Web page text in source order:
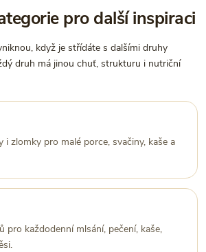
pro další inspiraci
když je střídáte s dalšími druhy
druh má jinou chuť, strukturu i nutriční
i zlomky pro malé porce, svačiny, kaše a
pro každodenní mlsání, pečení, kaše,